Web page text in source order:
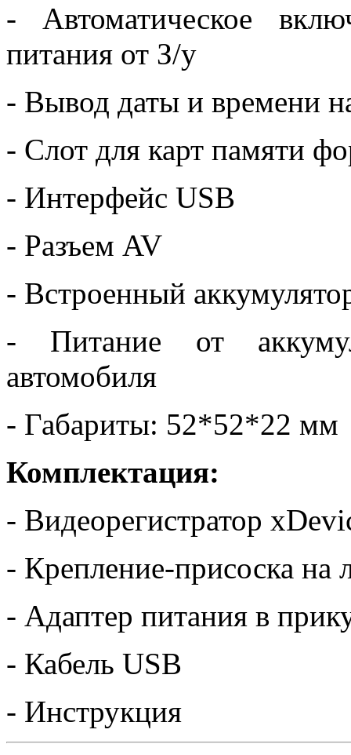
- Автоматическое
питания от З/у
- Вывод даты и времени
- Слот для карт памяти
- Интерфейс USB
- Разъем AV
- Встроенный
- Питание от
автомобиля
- Габариты: 52*52*22 мм
Комплектация:
- Видеорегистратор
- Крепление-присоска на
- Адаптер питания в
- Кабель USB
- Инструкция